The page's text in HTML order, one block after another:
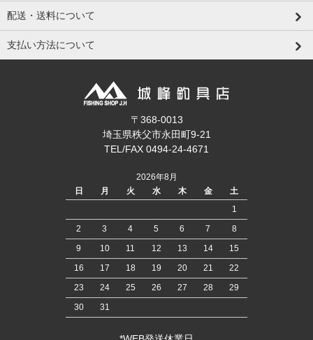
配送・送料について
支払い方法について
〒368-0013
埼玉県秩父市永田町9-21
TEL/FAX 0494-24-4671
2026年8月
日
月 火 水 木 金
土
1
2
3 4 5 6 7
8
9
10 11 12 13 14
15
16
17 18 19 20 21
22
23
24 25 26 27 28
29
30
31